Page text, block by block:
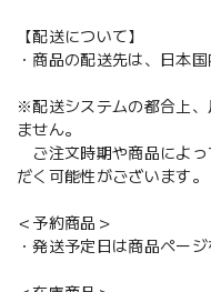
【配送について】
・商品の配送先は、日本
※配送システムの都合上、
ません。
ご注文時期や商品によっ
だく可能性がございます。
＜予約商品＞
・発送予定日は商品ペー